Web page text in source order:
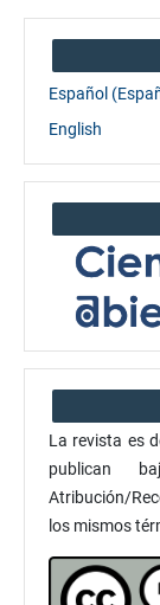
Español
English
La revista es
publican
Atribución/
los mismos